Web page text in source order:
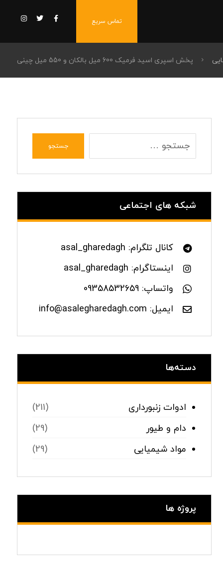
تماس سریع
پخش اسپری اسید فرمیک 600 میل بالکان و 550 میل چینی
جستجو
شبکه های اجتماعی
کانال تلگرام: asal_gharedagh
اینستاگرام: asal_gharedagh
واتساپ: 09358532659
ایمیل: info@asalegharedagh.com
دسته‌ها
ادوات زنبورداری
(211)
دام و طیور
(29)
مواد شیمیایی
(29)
پروژه ها